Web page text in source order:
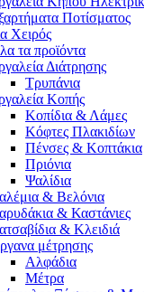
Ποτίσματος
Χειρός
τα προϊόντα
Διάτρησης
Τρυπάνια
Κοπής
Κοπίδια & Λάμες
Κόφτες Πλακιδίων
Πένσες & Κοπτάκια
Πριόνια
Ψαλίδια
& Βελόνια
& Καστάνιες
& Κλειδιά
μέτρησης
Αλφάδια
Μέτρα